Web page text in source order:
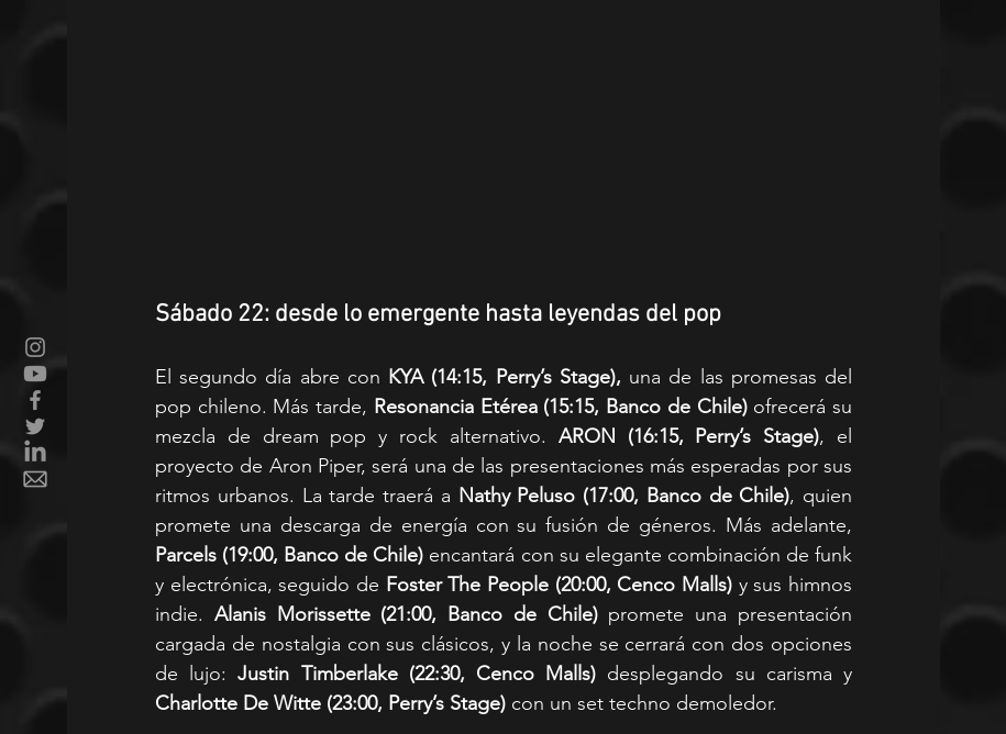
Sábado 22: desde lo emergente hasta leyendas del pop
El segundo día abre con KYA (14:15, Perry’s Stage), una de las promesas del
pop chileno. Más tarde, Resonancia Etérea (15:15, Banco de Chile) ofrecerá su
mezcla de dream pop y rock alternativo. ARON (16:15, Perry’s Stage), el
proyecto de Aron Piper, será una de las presentaciones más esperadas por sus
ritmos urbanos. La tarde traerá a Nathy Peluso (17:00, Banco de Chile), quien
Parcels (19:00, Banco de Chile) encantará con su elegante combinación de funk
y electrónica, seguido de Foster The People (20:00, Cenco Malls) y sus himnos
indie. Alanis Morissette (21:00, Banco de Chile) promete una presentación
cargada de nostalgia con sus clásicos, y la noche se cerrará con dos opciones
de lujo: Justin Timberlake (22:30, Cenco Malls)
Charlotte De Witte (23:00, Perry’s Stage) con un set techno demoledor.